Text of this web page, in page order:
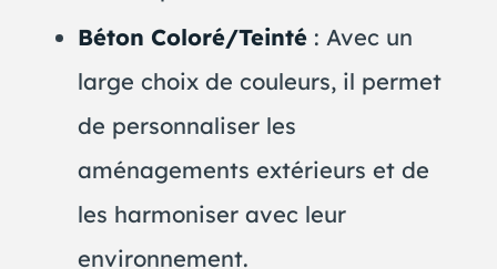
Béton Coloré/Teinté: Avec un
large choix de couleurs, il permet
de personnaliser les
aménagements extérieurs et de
les harmoniser avec leur
environnement.